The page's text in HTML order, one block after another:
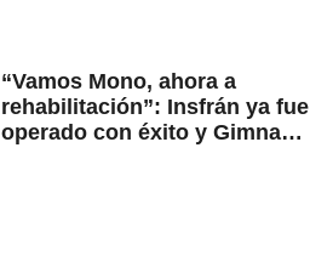
“Vamos Mono, ahora a
rehabilitación”: Insfrán ya fue
operado con éxito y Gimnasia